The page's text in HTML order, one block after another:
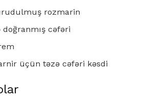
rozmarin
cəfəri
üçün təzə cəfəri kəsdi